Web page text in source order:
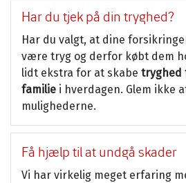
Har du tjek på din tryghed?
Har du valgt, at dine
være tryg og derfor købt dem
lidt ekstra for at skabe tryghed
familie i hverdagen. Glem ikke
mulighederne.
Få hjælp til at undgå skader
Vi har virkelig meget erfaring